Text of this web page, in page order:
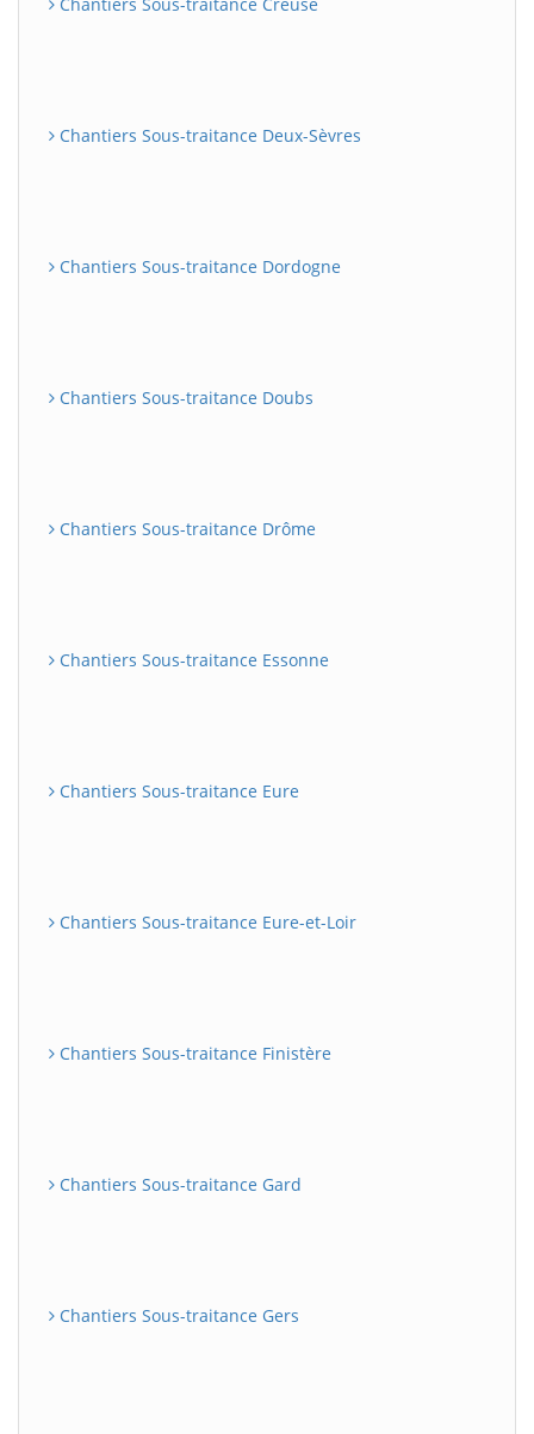
Chantiers Sous-traitance Deux-Sèvres
Chantiers Sous-traitance Dordogne
Chantiers Sous-traitance Doubs
Chantiers Sous-traitance Drôme
Chantiers Sous-traitance Essonne
Chantiers Sous-traitance Eure
Chantiers Sous-traitance Eure-et-Loir
Chantiers Sous-traitance Finistère
Chantiers Sous-traitance Gard
Chantiers Sous-traitance Gers